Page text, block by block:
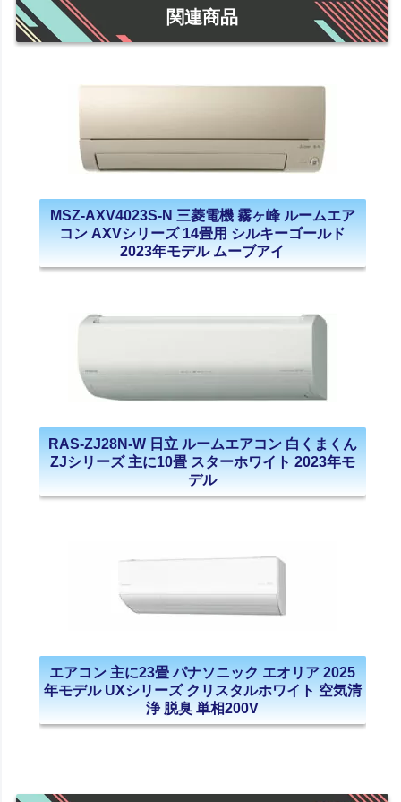
関連商品
MSZ-AXV4023S-N 三菱電機 霧ヶ峰 ルームエア
コン AXVシリーズ 14畳用 シルキーゴールド
2023年モデル ムーブアイ
RAS-ZJ28N-W 日立 ルームエアコン 白くまくん
ZJシリーズ 主に10畳 スターホワイト 2023年モ
デル
エアコン 主に23畳 パナソニック エオリア 2025
年モデル UXシリーズ クリスタルホワイト 空気清
浄 脱臭 単相200V